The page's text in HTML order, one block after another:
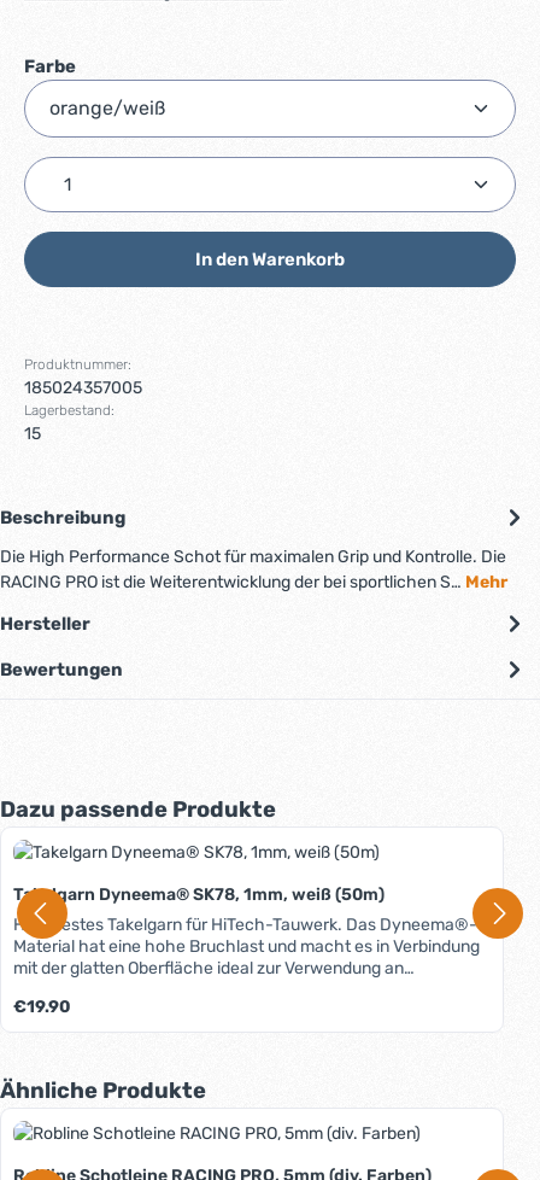
Farbeauswählen
Produkt Anzahl: Gib den gewünschten Wert ein
In den Warenkorb
Produktnummer:
185024357005
Lagerbestand:
15
Beschreibung
Die High Performance Schot für maximalen Grip und Kontrolle. Die
RACING PRO ist die Weiterentwicklung der bei sportlichen S… Mehr
Hersteller
Bewertungen
Produktgalerie überspringen
Dazu passende Produkte
Takelgarn Dyneema® SK78, 1mm, weiß (50m)
Hochfestes Takelgarn für HiTech-Tauwerk. Das Dyneema®-
Material hat eine hohe Bruchlast und macht es in Verbindung
mit der glatten Oberfläche ideal zur Verwendung an
auch für andere Anwendungen geeignet, bei denen eine
starke Leine mit sehr geringem Durchmesser benötigt wird.
Regulärer Preis:
€19.90
Produktgalerie überspringen
Ähnliche Produkte
Robline Schotleine RACING PRO, 5mm (div. Farben)